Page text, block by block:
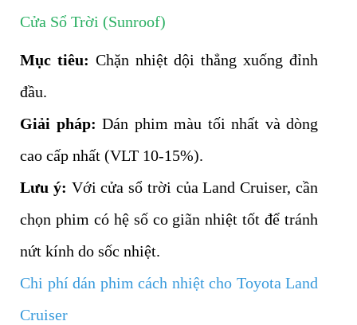
Cửa Sổ Trời (Sunroof)
Mục tiêu: Chặn nhiệt dội thẳng xuống đỉnh
đầu.
Giải pháp: Dán phim màu tối nhất và dòng
cao cấp nhất (VLT 10-15%).
Lưu ý: Với cửa sổ trời của Land Cruiser, cần
chọn phim có hệ số co giãn nhiệt tốt để tránh
nứt kính do sốc nhiệt.
Chi phí dán phim cách nhiệt cho Toyota Land
Cruiser